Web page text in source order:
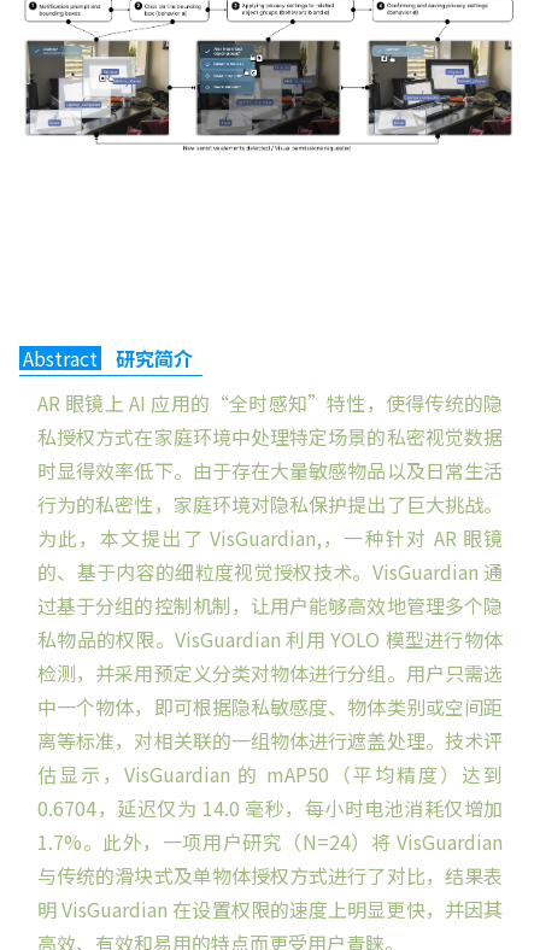
Abstract
研究简介
AR 眼镜上 AI 应用的“全时感知”特性，使得传统的隐
私授权方式在家庭环境中处理特定场景的私密视觉数据
时显得效率低下。由于存在大量敏感物品以及日常生活
行为的私密性，家庭环境对隐私保护提出了巨大挑战。
为此，本文提出了 VisGuardian,，一种针对 AR 眼镜
的、基于内容的细粒度视觉授权技术。VisGuardian 通
过基于分组的控制机制，让用户能够高效地管理多个隐
私物品的权限。VisGuardian 利用 YOLO 模型进行物体
检测，并采用预定义分类对物体进行分组。用户只需选
中一个物体，即可根据隐私敏感度、物体类别或空间距
离等标准，对相关联的一组物体进行遮盖处理。技术评
估显示，VisGuardian 的 mAP50（平均精度）达到
0.6704，延迟仅为 14.0 毫秒，每小时电池消耗仅增加
1.7%。此外，一项用户研究（N=24）将 VisGuardian
与传统的滑块式及单物体授权方式进行了对比，结果表
明 VisGuardian 在设置权限的速度上明显更快，并因其
高效、有效和易用的特点而更受用户青睐。